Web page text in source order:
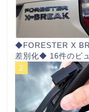
◆FORESTER X
差別化◆ 16件のビ